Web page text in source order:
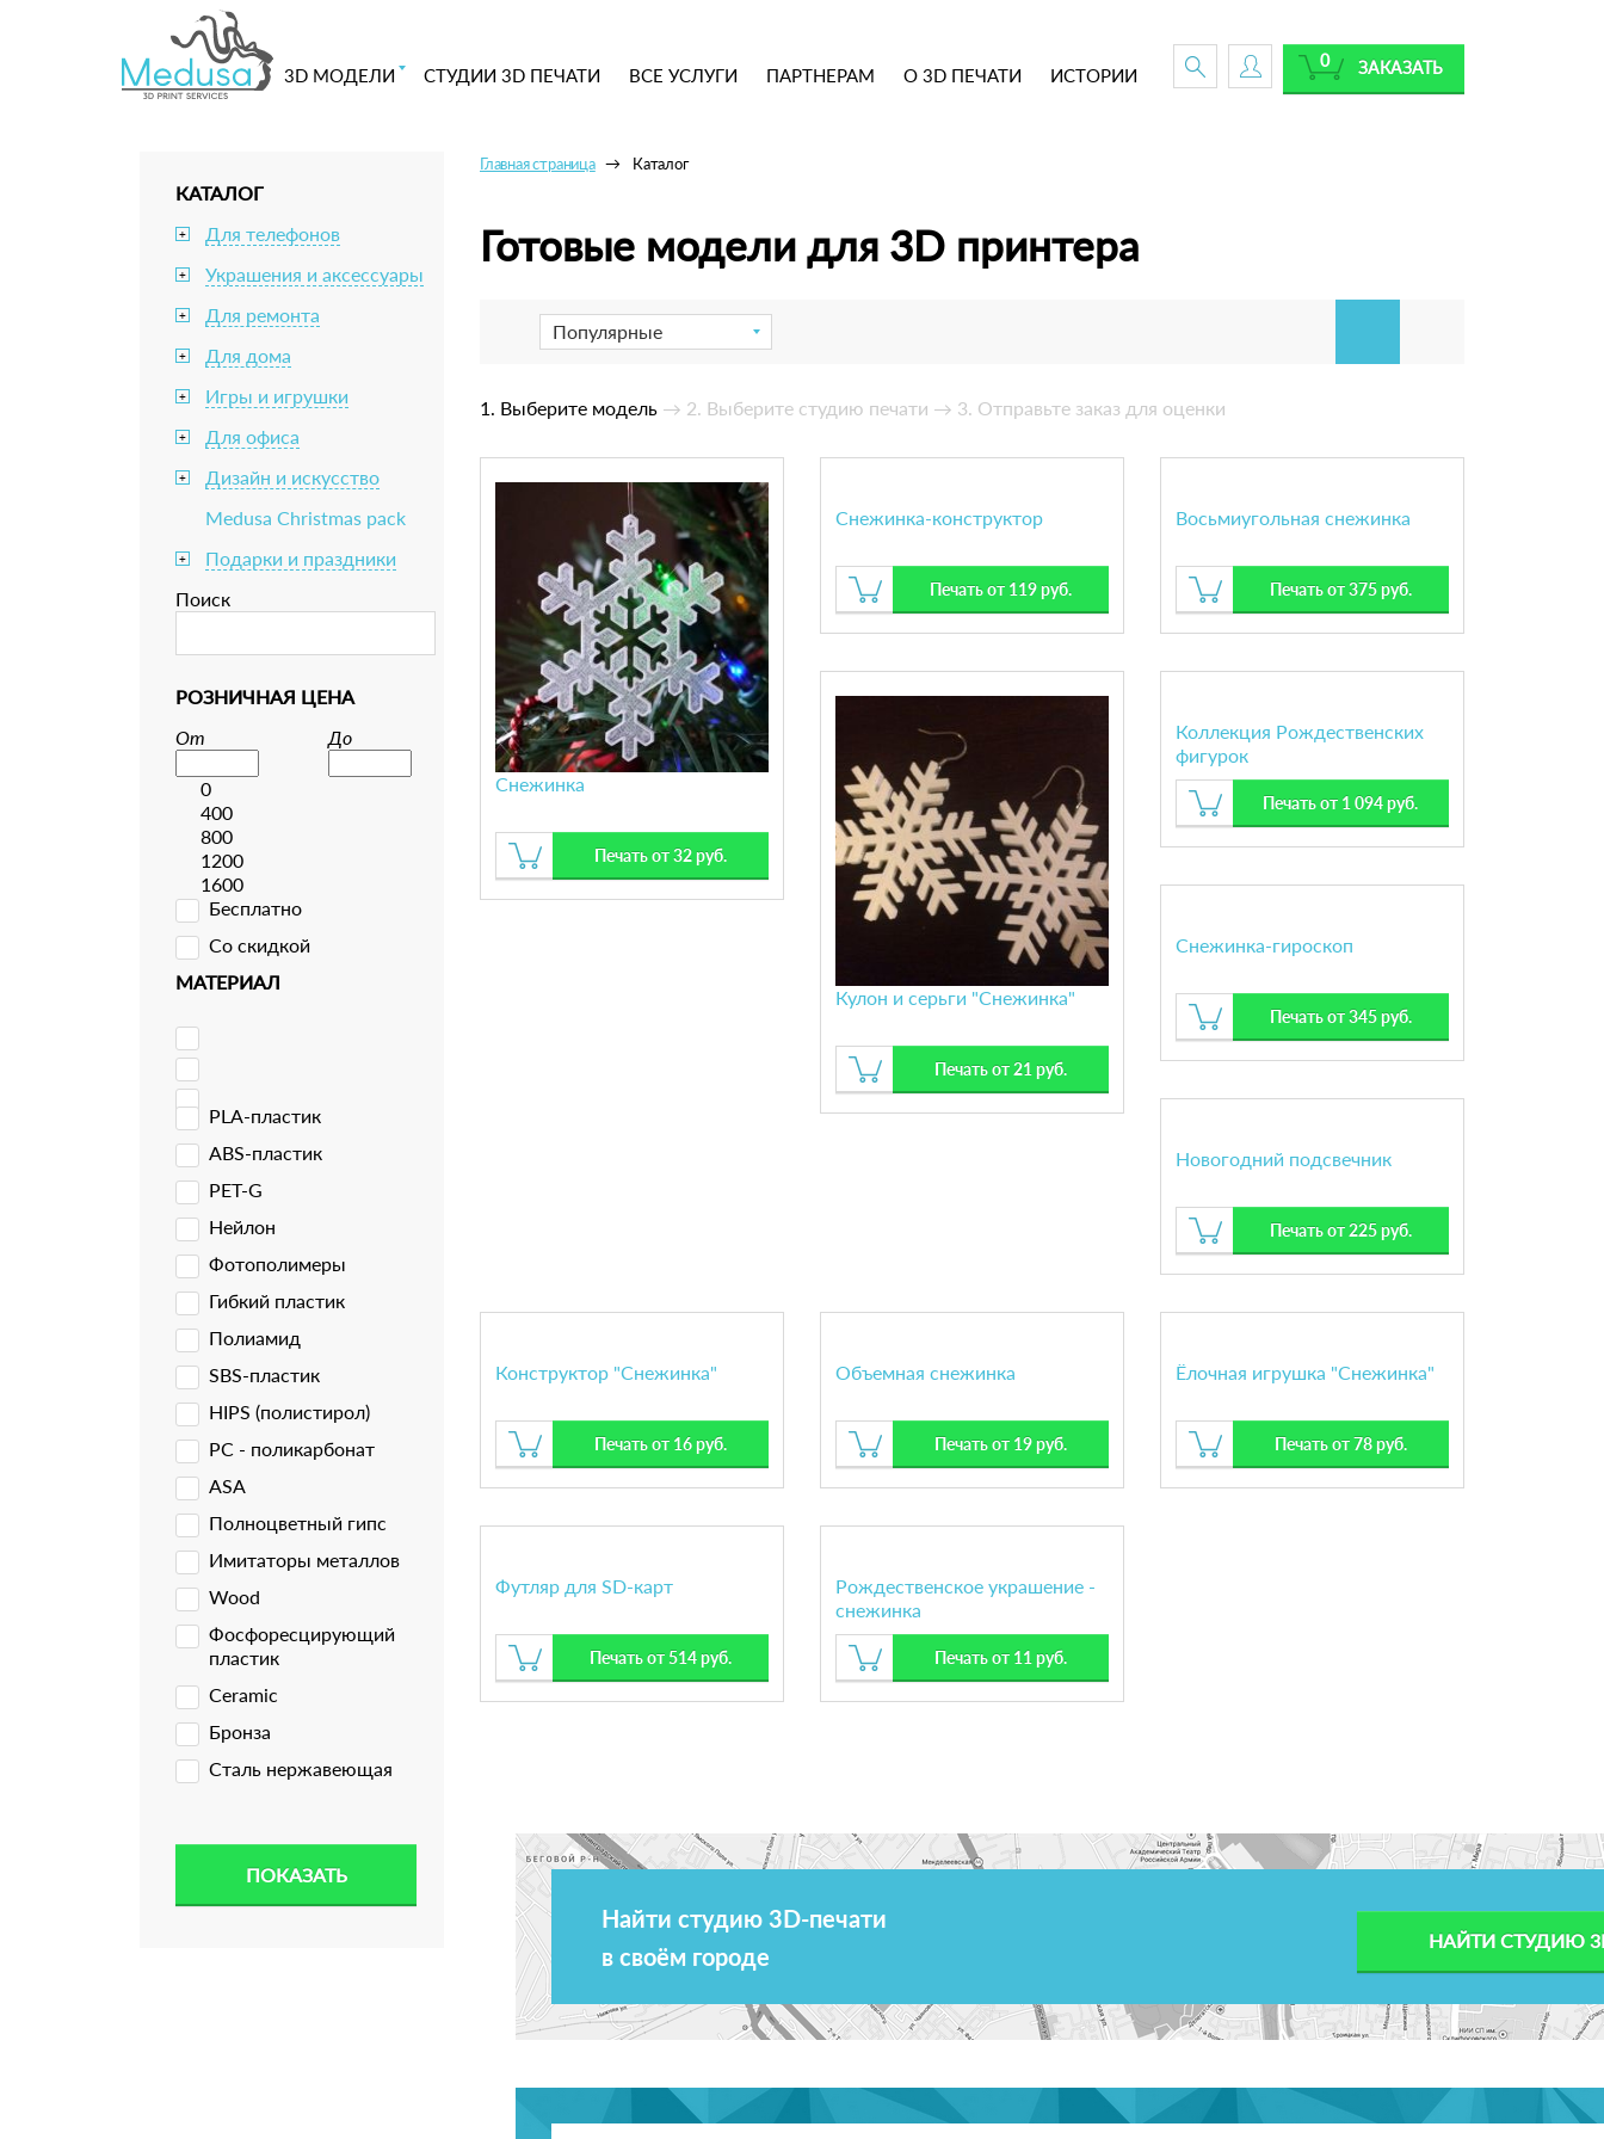
3D МОДЕЛИ СТУДИИ 3D ПЕЧАТИ ВСЕ УСЛУГИ ПАРТНЕРАМ О 3D ПЕЧАТИ ИСТОРИИ ЗАКАЗАТЬ
0
КАТАЛОГ
+ Для телефонов
+ Украшения и аксессуары
+ Для ремонта
+ Для дома
+ Игры и игрушки
+ Для офиса
+
Дизайн и искусство
Medusa Christmas pack
+
Подарки и праздники
Поиск
РОЗНИЧНАЯ ЦЕНА
От
До
0
400
800
1200
1600
Бесплатно
Со скидкой
МАТЕРИАЛ
PLA-пластик
ABS-пластик
PET-G
Нейлон
Фотополимеры
Гибкий пластик
Полиамид
SBS-пластик
HIPS (полистирол)
PC - поликарбонат
ASA
Полноцветный гипс
Имитаторы металлов
Wood
Фосфоресцирующий
пластик
Ceramic
Бронза
Сталь нержавеющая
Главная страница Каталог
Готовые модели для 3D принтера
Популярные
1. Выберите модель → 2. Выберите студию печати → 3. Отправьте заказ для оценки
Снежинка
Печать от 32 руб.
Снежинка-конструктор
Печать от 119 руб.
Восьмиугольная снежинка
Печать от 375 руб.
Кулон и серьги "Снежинка"
Печать от 21 руб.
Коллекция Рождественских
фигурок
Печать от 1 094 руб.
Снежинка-гироскоп
Печать от 345 руб.
Новогодний подсвечник
Печать от 225 руб.
Конструктор "Снежинка"
Печать от 16 руб.
Объемная снежинка
Печать от 19 руб.
Ёлочная игрушка "Снежинка"
Печать от 78 руб.
Футляр для SD-карт
Печать от 514 руб.
Рождественское украшение -
снежинка
Печать от 11 руб.
Найти студию 3D-печати
в своём городе
НАЙТИ СТУДИЮ